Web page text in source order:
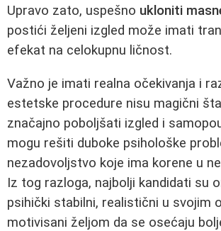
Upravo zato, uspešno ukloniti
postići željeni izgled može imati
efekat na celokupnu ličnost.
Važno je imati realna očekivanja i
estetske procedure nisu magični
značajno poboljšati izgled i
mogu rešiti duboke psihološke
nezadovoljstvo koje ima korene u
Iz tog razloga, najbolji kandidati su
psihički stabilni, realistični u svojim
motivisani željom da se osećaju